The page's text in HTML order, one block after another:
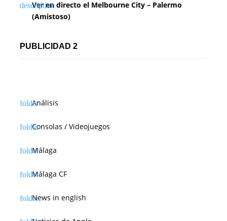
Ver en directo el Melbourne City – Palermo
(Amistoso)
PUBLICIDAD 2
Análisis
Consolas / Videojuegos
Málaga
Málaga CF
News in english